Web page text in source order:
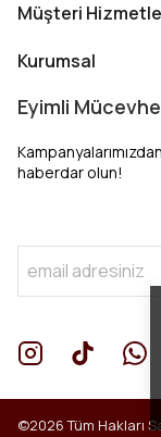
Müşteri
Kurumsal
Eyimli
haberdar olun!
©2026 Tüm Hakları